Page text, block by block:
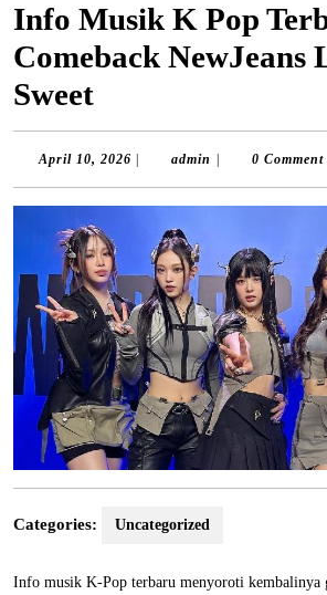
Info Musik K Pop
Comeback NewJeans
Sweet
April 10, 2026 April
admin admin 0 Comment
Categories: Uncategorized
Info musik K-Pop terbaru menyoroti kembalinya